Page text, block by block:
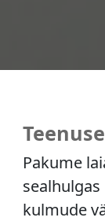
Pakume
kulmude